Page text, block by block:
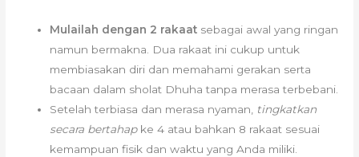
Mulailah dengan 2 rakaat sebagai awal yang ringan
namun bermakna. Dua rakaat ini cukup untuk
membiasakan diri dan memahami gerakan serta
bacaan dalam sholat Dhuha tanpa merasa terbebani.
Setelah terbiasa dan merasa nyaman, tingkatkan
secara bertahapke 4 atau bahkan 8 rakaat sesuai
kemampuan fisik dan waktu yang Anda miliki.